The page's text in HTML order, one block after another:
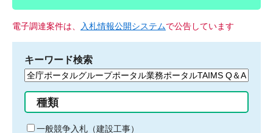
電子調達案件は、 入札情報公開システムで公告しています
キーワード検索
検
る
キ
種類
一般競争入札（建設工事）